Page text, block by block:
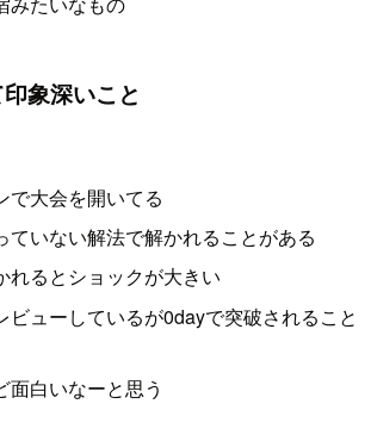
象深いこと
で大会を開いてる
ていない解法で解かれることがある
れるとショックが大きい
ビューしているが0dayで突破されること
面白いなーと思う